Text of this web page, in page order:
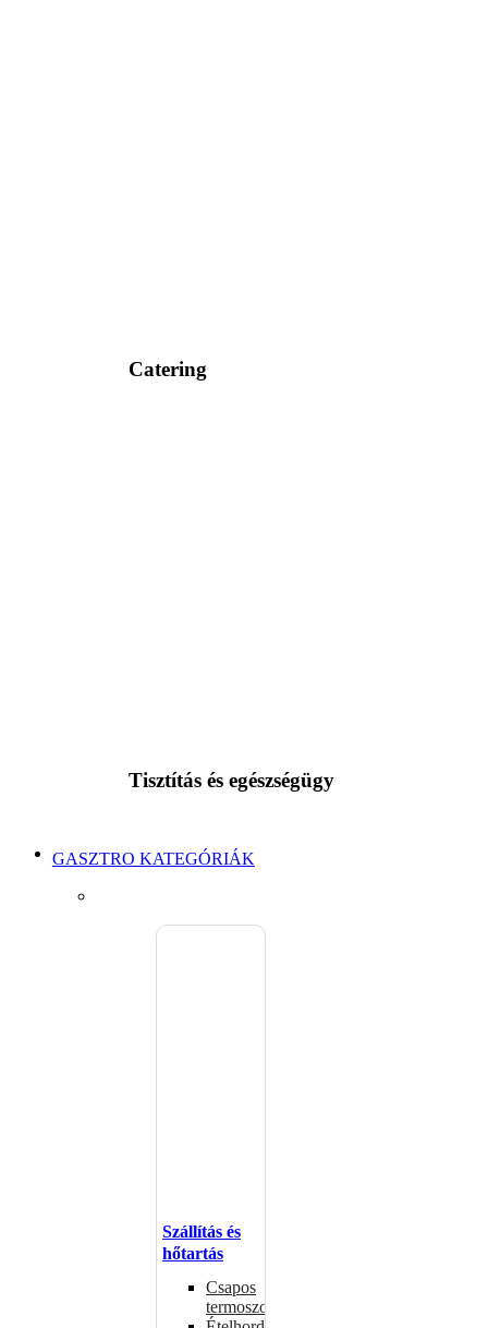
Catering
Tisztítás és egészségügy
GASZTRO KATEGÓRIÁK
Szállítás és
hőtartás
Csapos
termoszok